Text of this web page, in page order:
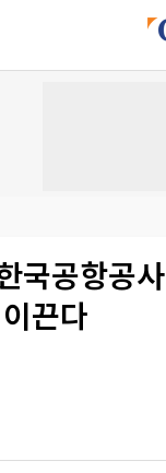
국공항공
끈다